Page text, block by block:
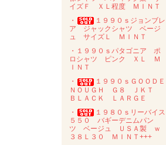
イズＦ ＸＬ程度 ＭＩＮＴ
・
１９９０ｓジョンブレ
ア ジャックシャツ ベージ
ュ サイズＬ ＭＩＮＴ
・１９９０ｓパタゴニア ポ
ロシャツ ピンク ＸＬ Ｍ
ＩＮＴ
・
１９９０ｓＧＯＯＤＥ
ＮＯＵＧＨ Ｇ８ ＪＫＴ
ＢＬＡＣＫ ＬＡＲＧＥ
・
１９８０ｓリーバイス
５５０ バギーデニムパン
ツ ベージュ ＵＳＡ製 ｗ
３８Ｌ３０ ＭＩＮＴ+++